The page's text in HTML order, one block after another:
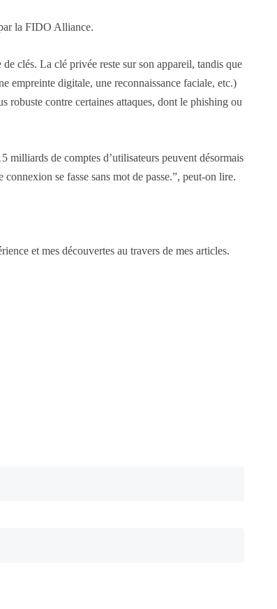
la FIDO Alliance.
clés. La clé privée reste sur son appareil, tandis que
empreinte digitale, une reconnaissance faciale, etc.)
robuste contre certaines attaques, dont le phishing ou
de comptes d’utilisateurs peuvent désormais
se fasse sans mot de passe.”, peut-on lire.
et mes découvertes au travers de mes articles.